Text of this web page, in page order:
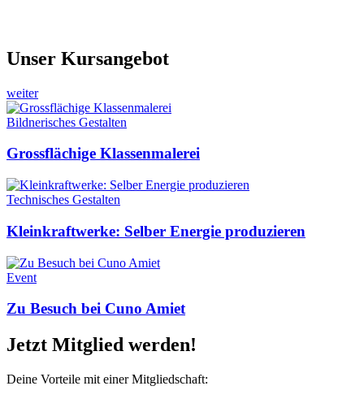
Unser Kursangebot
weiter
Bildnerisches Gestalten
Grossflächige Klassenmalerei
Technisches Gestalten
Kleinkraftwerke: Selber Energie produzieren
Event
Zu Besuch bei Cuno Amiet
Jetzt Mitglied werden!
Deine Vorteile mit einer Mitgliedschaft: